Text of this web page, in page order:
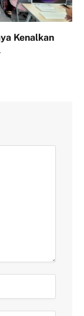
Kenalkan